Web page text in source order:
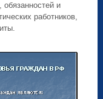
, обязанностей и
работников,